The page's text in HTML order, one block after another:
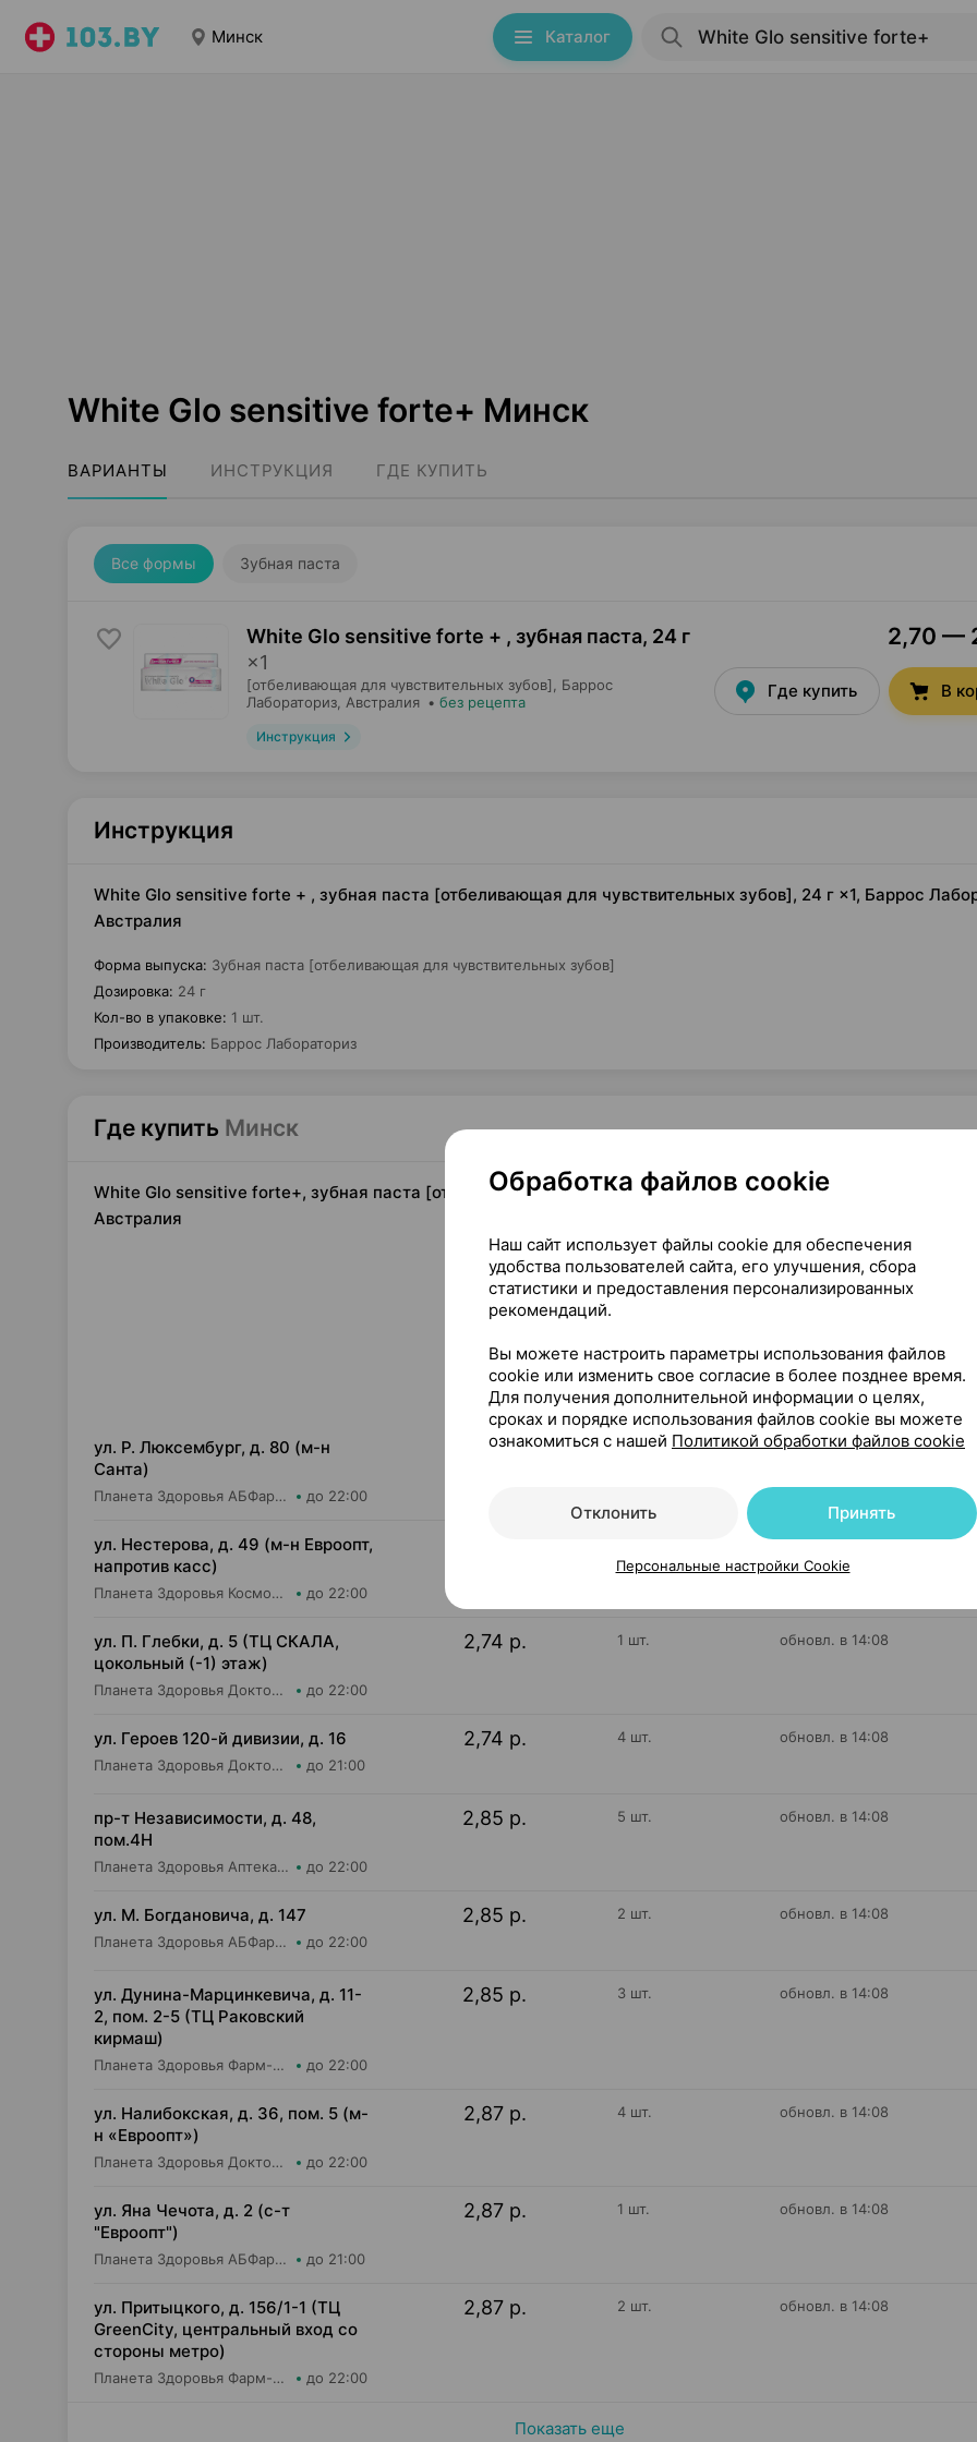
Минск Каталог
White Glo sensitive forte+ Минск
ВАРИАНТЫ ИНСТРУКЦИЯ ГДЕ КУПИТЬ
Все формы Зубная паста
White Glo sensitive forte + , зубная паста, 24 г
×1
[отбеливающая для чувствительных зубов],
Баррос
Лабораториз , Австралия • без рецепта
Инструкция
2,70 —
Где купить В
Инструкция
White Glo sensitive forte + , зубная паста [отбеливающая для чувствительных зубов], 24 г ×1, Баррос
Австралия
Форма выпуска: Зубная паста [отбеливающая для чувствительных зубов]
Дозировка: 24 г
Кол-во в упаковке: 1 шт.
Производитель: Баррос Лабораториз
Где купить Минск
White Glo sensitive forte+, зубная паста [отбеливающая для чувствительных зубов], 24 г ×1, Баррос
Австралия
ул. Р. Люксембург, д. 80 (м-н
Санта)
Планета Здоровья АБФармация ИООО Аптека №7 до 22:00
2,70 р. 2 шт. обновл. в 14:08
ул. Нестерова, д. 49 (м-н Евроопт,
напротив касс)
Планета Здоровья КосмоФарма ООО Аптека №5 до 22:00
обновл. в 14:08
ул. П. Глебки, д. 5 (ТЦ СКАЛА,
цокольный (-1) этаж)
Планета Здоровья Доктор Время ООО Аптека №50 до 22:00
2,74 р. 1 шт. обновл. в 14:08
ул. Героев 120-й дивизии, д. 16
Планета Здоровья Доктор Таир ООО Аптека №2 до 21:00
2,74 р. 4 шт. обновл. в 14:08
пр-т Независимости, д. 48,
пом.4Н
Планета Здоровья Аптека №28 ООО Аптека №1 до 22:00
2,85 р. 5 шт. обновл. в 14:08
ул. М. Богдановича, д. 147
Планета Здоровья АБФармация ИООО Косметический магазин №4 до 22:00
2,85 р. 2 шт. обновл. в 14:08
ул. Дунина-Марцинкевича, д. 11-
2, пом. 2-5 (ТЦ Раковский
кирмаш)
Планета Здоровья Фарм-Продукт ОДО Аптека №24 до 22:00
2,85 р. 3 шт. обновл. в 14:08
ул. Налибокская, д. 36, пом. 5 (м-
н «Евроопт»)
Планета Здоровья Доктор Время ООО Аптека №51 до 22:00
2,87 р. 4 шт. обновл. в 14:08
ул. Яна Чечота, д. 2 (с-т
"Евроопт")
Планета Здоровья АБФармация ИООО Аптека №26 до 21:00
2,87 р. 1 шт. обновл. в 14:08
ул. Притыцкого, д. 156/1-1 (ТЦ
GreenCity, центральный вход со
стороны метро)
Планета Здоровья Фарм-Продукт ОДО Аптека №23 до 22:00
2,87 р. 2 шт. обновл. в 14:08
Показать еще
Обработка файлов cookie
Наш сайт использует файлы cookie для обеспечения
удобства пользователей сайта, его улучшения, сбора
статистики и предоставления персонализированных
рекомендаций.
Вы можете настроить параметры использования файлов
cookie или изменить свое согласие в более позднее время.
Для получения дополнительной информации о целях,
сроках и порядке использования файлов cookie вы можете
ознакомиться с нашей Политикой обработки файлов cookie
Отклонить Принять
Персональные настройки Cookie